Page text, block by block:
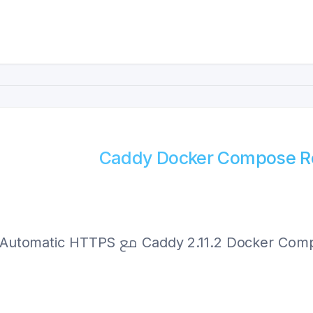
Caddy Docker Compose